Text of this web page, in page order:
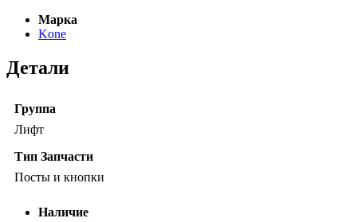
Марка
Kone
Детали
Группа
Лифт
Тип Запчасти
Посты и кнопки
Наличие